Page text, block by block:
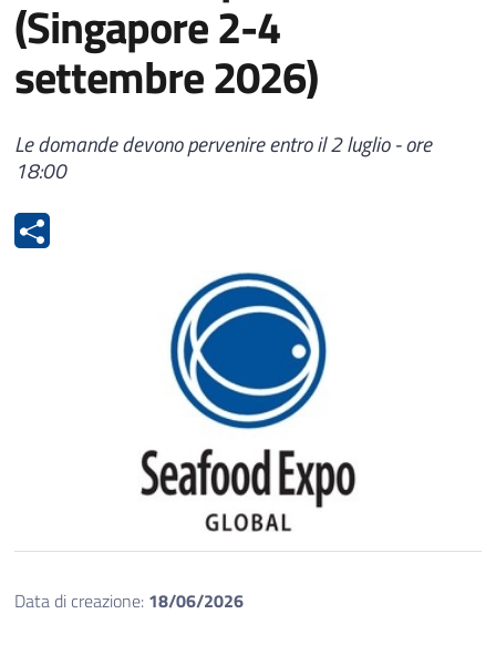
(Singapore 2-4
settembre 2026)
Le domande devono pervenire entro il 2 luglio - ore
18:00
Data di creazione: 18/06/2026